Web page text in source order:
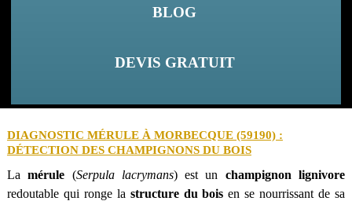
BLOG
DEVIS GRATUIT
DIAGNOSTIC MÉRULE À MORBECQUE (59190) :
DÉTECTION DES CHAMPIGNONS DU BOIS
Lamérule (Serpula lacrymans) est un champignon lignivore
redoutable qui ronge la structure du bois en se nourrissant de sa